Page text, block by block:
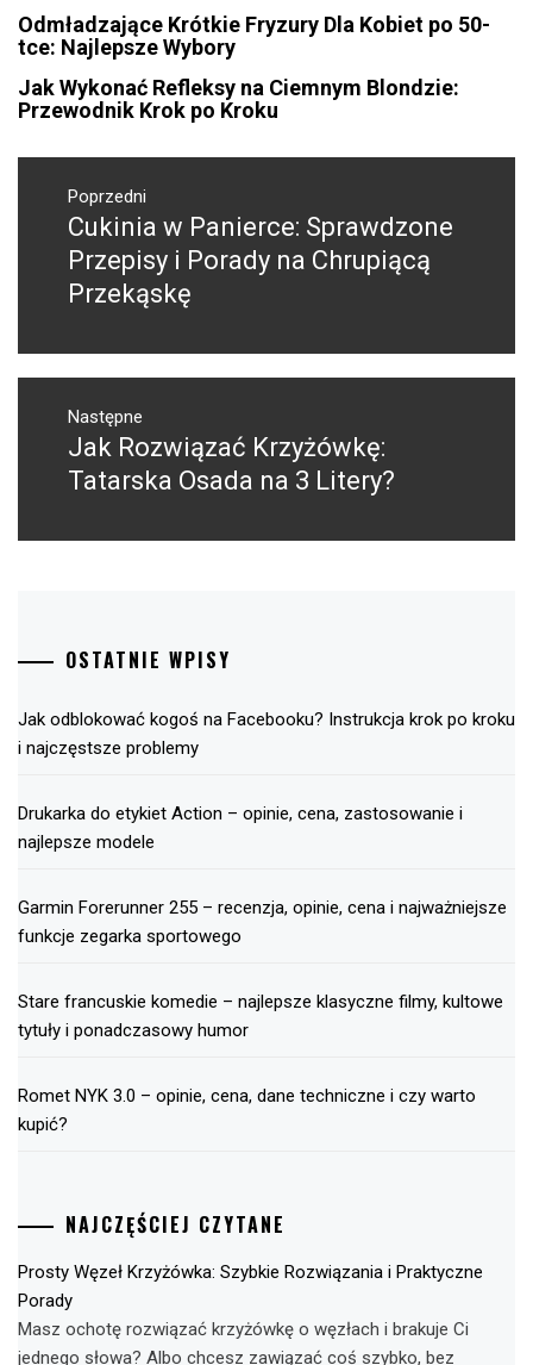
Odmładzające Krótkie Fryzury Dla Kobiet po 50-
tce: Najlepsze Wybory
Jak Wykonać Refleksy na Ciemnym Blondzie:
Przewodnik Krok po Kroku
Nawigacja
wpisuPoprzedni
Poprzedni
wpis:
Cukinia w Panierce: Sprawdzone
Przepisy i Porady na Chrupiącą
Przekąskę
Następne
Następny
post:
Jak Rozwiązać Krzyżówkę:
Tatarska Osada na 3 Litery?
OSTATNIE WPISY
Jak odblokować kogoś na Facebooku? Instrukcja krok po kroku
i najczęstsze problemy
Drukarka do etykiet Action – opinie, cena, zastosowanie i
najlepsze modele
Garmin Forerunner 255 – recenzja, opinie, cena i najważniejsze
funkcje zegarka sportowego
Stare francuskie komedie – najlepsze klasyczne filmy, kultowe
tytuły i ponadczasowy humor
Romet NYK 3.0 – opinie, cena, dane techniczne i czy warto
kupić?
NAJCZĘŚCIEJ CZYTANE
Prosty Węzeł Krzyżówka: Szybkie Rozwiązania i Praktyczne
Porady
Masz ochotę rozwiązać krzyżówkę o węzłach i brakuje Ci
jednego słowa? Albo chcesz zawiązać coś szybko, bez